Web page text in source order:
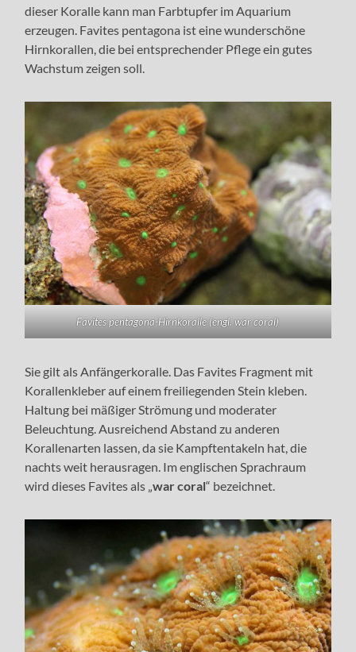
dieser Koralle kann man Farbtupfer im Aquarium
erzeugen. Favites pentagona ist eine wunderschöne
Hirnkorallen, die bei entsprechender Pflege ein gutes
Wachstum zeigen soll.
Favites pentagona-Hirnkoralle (engl. war coral)
Sie gilt als Anfängerkoralle. Das Favites Fragment mit
Korallenkleber auf einem freiliegenden Stein kleben.
Haltung bei mäßiger Strömung und moderater
Beleuchtung. Ausreichend Abstand zu anderen
Korallenarten lassen, da sie Kampftentakeln hat, die
nachts weit herausragen. Im englischen Sprachraum
wird dieses Favites als „war coral“ bezeichnet.